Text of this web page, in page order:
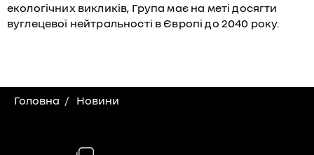
екологічних викликів, Група має на меті досягти
вуглецевої нейтральності в Європі до 2040 року.
Головна Новини